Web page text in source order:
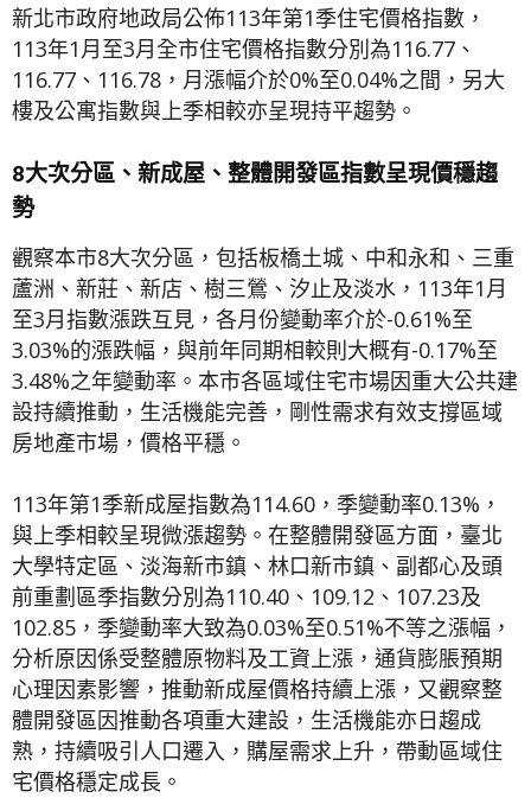
新北市政府地政局公佈113年第1季住宅價格指數，
113年1月至3月全市住宅價格指數分別為116.77、
116.77、116.78，月漲幅介於0%至0.04%之間，另大
樓及公寓指數與上季相較亦呈現持平趨勢。
8大次分區、新成屋、整體開發區指數呈現價穩趨
勢
觀察本市8大次分區，包括板橋土城、中和永和、三重
蘆洲、新莊、新店、樹三鶯、汐止及淡水，113年1月
至3月指數漲跌互見，各月份變動率介於-0.61%至
3.03%的漲跌幅，與前年同期相較則大概有-0.17%至
3.48%之年變動率。本市各區域住宅市場因重大公共建
設持續推動，生活機能完善，剛性需求有效支撐區域
房地產市場，價格平穩。
113年第1季新成屋指數為114.60，季變動率0.13%，
與上季相較呈現微漲趨勢。在整體開發區方面，臺北
大學特定區、淡海新市鎮、林口新市鎮、副都心及頭
前重劃區季指數分別為110.40、109.12、107.23及
102.85，季變動率大致為0.03%至0.51%不等之漲幅，
分析原因係受整體原物料及工資上漲，通貨膨脹預期
心理因素影響，推動新成屋價格持續上漲，又觀察整
體開發區因推動各項重大建設，生活機能亦日趨成
熟，持續吸引人口遷入，購屋需求上升，帶動區域住
宅價格穩定成長。